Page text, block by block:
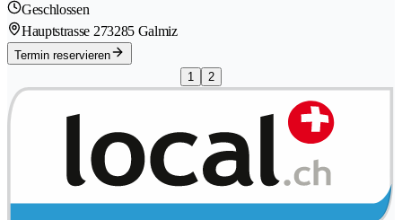
Geschlossen
Hauptstrasse 273285 Galmiz
Termin reservieren
1
2